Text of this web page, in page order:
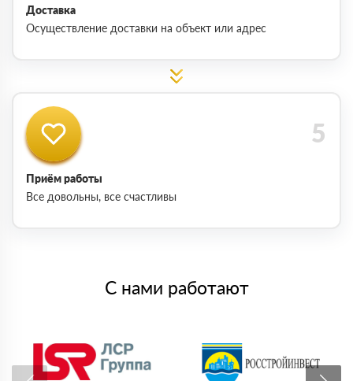
Доставка
Осуществление доставки на объект или адрес
Приём работы
Все довольны, все счастливы
С нами работают